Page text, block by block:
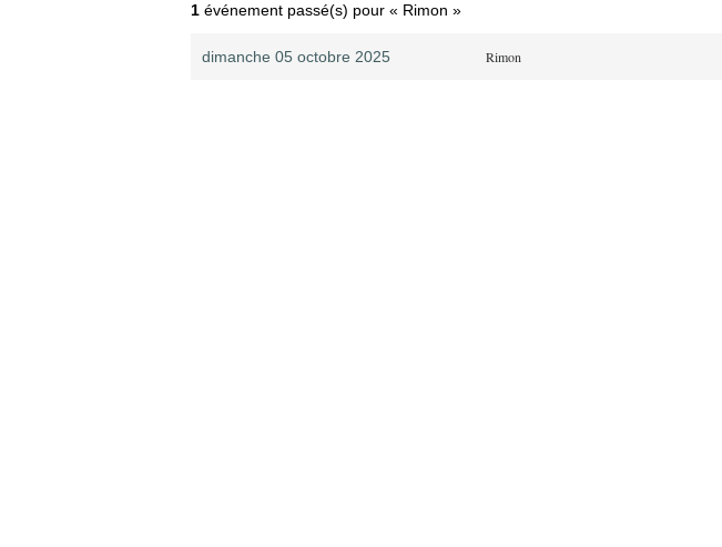
1 événement passé(s) pour « Rimon »
dimanche 05 octobre 2025 Rimon